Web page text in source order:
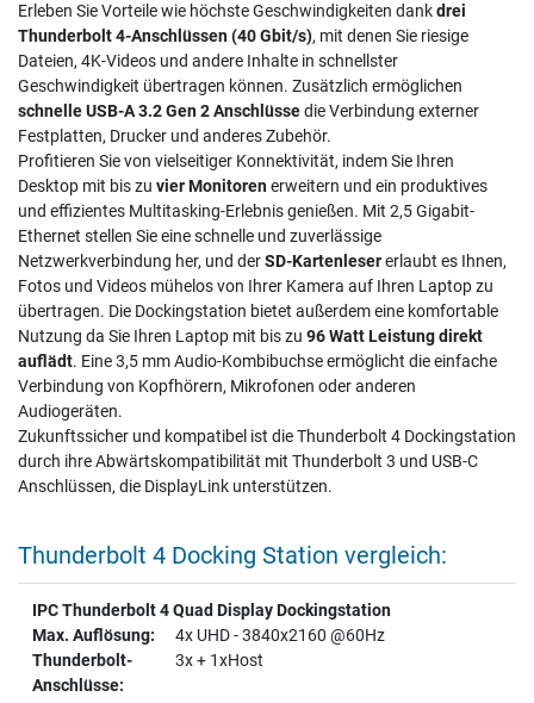
Erleben Sie Vorteile wie höchste Geschwindigkeiten dankdrei
Thunderbolt 4-Anschlüssen (40 Gbit/s), mit denen Sie riesige
Dateien, 4K-Videos und andere Inhalte in schnellster
Geschwindigkeit übertragen können. Zusätzlich ermöglichen
schnelle USB-A 3.2 Gen 2 Anschlüssedie Verbindung externer
Festplatten, Drucker und anderes Zubehör.
Profitieren Sie von vielseitiger Konnektivität, indem Sie Ihren
Desktop mit bis zu vier Monitorenerweitern und ein produktives
und effizientes Multitasking-Erlebnis genießen. Mit 2,5 Gigabit-
Ethernet stellen Sie eine schnelle und zuverlässige
Netzwerkverbindung her, und derSD-Kartenlesererlaubt es Ihnen,
Fotos und Videos mühelos von Ihrer Kamera auf Ihren Laptop zu
übertragen. Die Dockingstation bietet außerdem eine komfortable
Nutzung da Sie Ihren Laptop mit bis zu 96 Watt Leistung direkt
auflädt. Eine 3,5 mm Audio-Kombibuchse ermöglicht die einfache
Verbindung von Kopfhörern, Mikrofonen oder anderen
Audiogeräten.
Zukunftssicher und kompatibel ist die Thunderbolt 4 Dockingstation
durch ihre Abwärtskompatibilität mit Thunderbolt 3 und USB-C
Anschlüssen, die DisplayLink unterstützen.
Thunderbolt 4 Docking Station vergleich:
IPC Thunderbolt 4 Quad Display Dockingstation
4x UHD - 3840x2160 @60Hz
3x + 1xHost